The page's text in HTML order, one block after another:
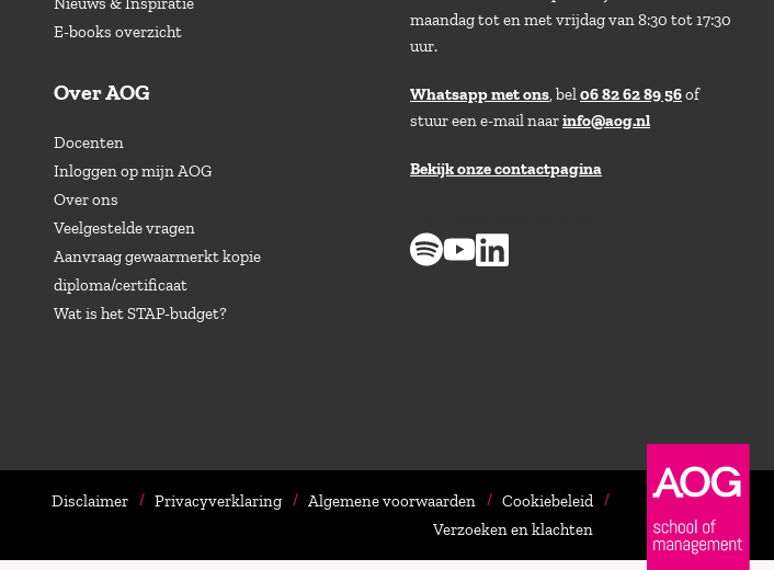
E-books overzicht
Over AOG
Docenten
Inloggen op mijn AOG
Over ons
Veelgestelde vragen
Aanvraag gewaarmerkt kopie
diploma/certificaat
Wat is het STAP-budget?
maandag tot en met vrijdag van 8:30 tot 17:30
uur.
Whatsapp met ons, bel06 82 62 89 56of
stuur een e-mail naarinfo@aog.nl
Bekijk onze contactpagina
Disclaimer Privacyverklaring Algemene voorwaarden
Cookiebeleid
Verzoeken en klachten